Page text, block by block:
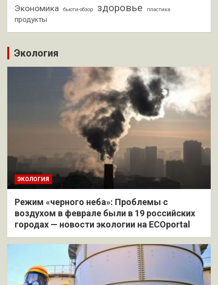
Экономика бьюти-обзор здоровье пластика
продукты
Экология
ЭКОЛОГИЯ
Режим «черного неба»: Проблемы с
воздухом в феврале были в 19 российских
городах — новости экологии на ECOportal